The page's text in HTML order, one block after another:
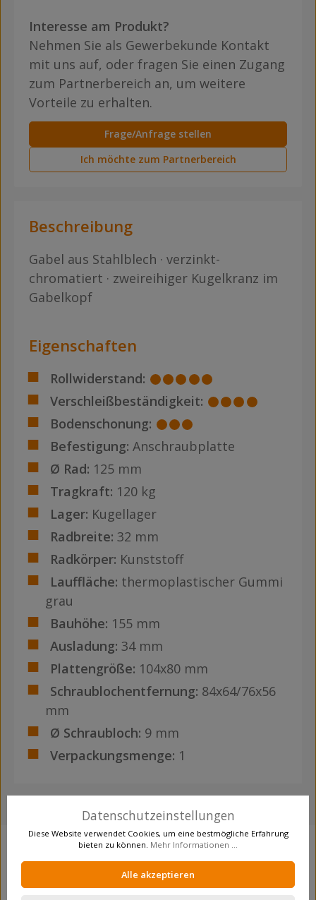
Interesse am Produkt?
Nehmen Sie als Gewerbekunde Kontakt
mit uns auf, oder fragen Sie einen Zugang
zum Partnerbereich an, um weitere
Vorteile zu erhalten.
Frage/Anfrage stellen
Ich möchte zum Partnerbereich
Beschreibung
Gabel aus Stahlblech · verzinkt-
chromatiert · zweireihiger Kugelkranz im
Gabelkopf
Eigenschaften
Rollwiderstand:
Verschleißbeständigkeit:
Bodenschonung:
Befestigung: Anschraubplatte
Ø Rad: 125 mm
Tragkraft: 120 kg
Lager: Kugellager
Radbreite: 32 mm
Radkörper: Kunststoff
Lauffläche: thermoplastischer Gummi
grau
Bauhöhe: 155 mm
Ausladung: 34 mm
Plattengröße: 104x80 mm
Schraublochentfernung: 84x64/76x56
mm
Ø Schraubloch: 9 mm
Verpackungsmenge: 1
Crosseling
Datenschutzeinstellungen
Diese Website verwendet Cookies, um eine bestmögliche Erfahrung
bieten zu können. Mehr Informationen ...
Alle akzeptieren